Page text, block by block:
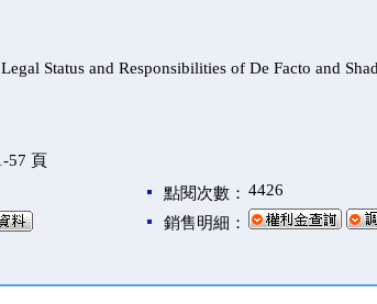
Status and Responsibilities of De Facto and
57 頁
點閱次數： 4426
銷售明細：